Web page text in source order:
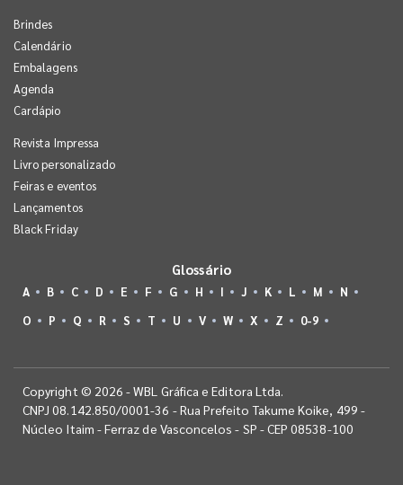
Brindes
Calendário
Embalagens
Agenda
Cardápio
Revista Impressa
Livro personalizado
Feiras e eventos
Lançamentos
Black Friday
Glossário
A B C D E F G H I J K L M
N
O
P Q R S T U V W X Z 0-9
Copyright © 2026 - WBL Gráfica e Editora Ltda.
CNPJ 08.142.850/0001-36 - Rua Prefeito Takume Koike, 499 -
Núcleo Itaim - Ferraz de Vasconcelos - SP - CEP 08538-100